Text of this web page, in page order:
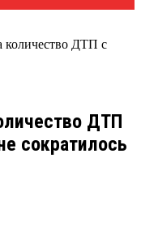
количество ДТП с
ДТП
сократилось